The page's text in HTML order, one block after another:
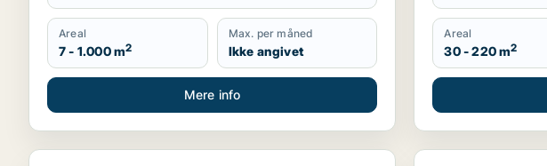
Areal
7 - 1.000 m2
Max. per måned
Ikke angivet
Mere info
Areal
30 - 220 m2